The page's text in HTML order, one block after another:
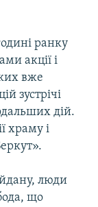
ранку
акції і
вже
зустрічі
дій.
храму і
люди
що